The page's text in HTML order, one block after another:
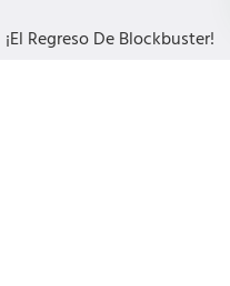
¡El Regreso De Blockbuster!